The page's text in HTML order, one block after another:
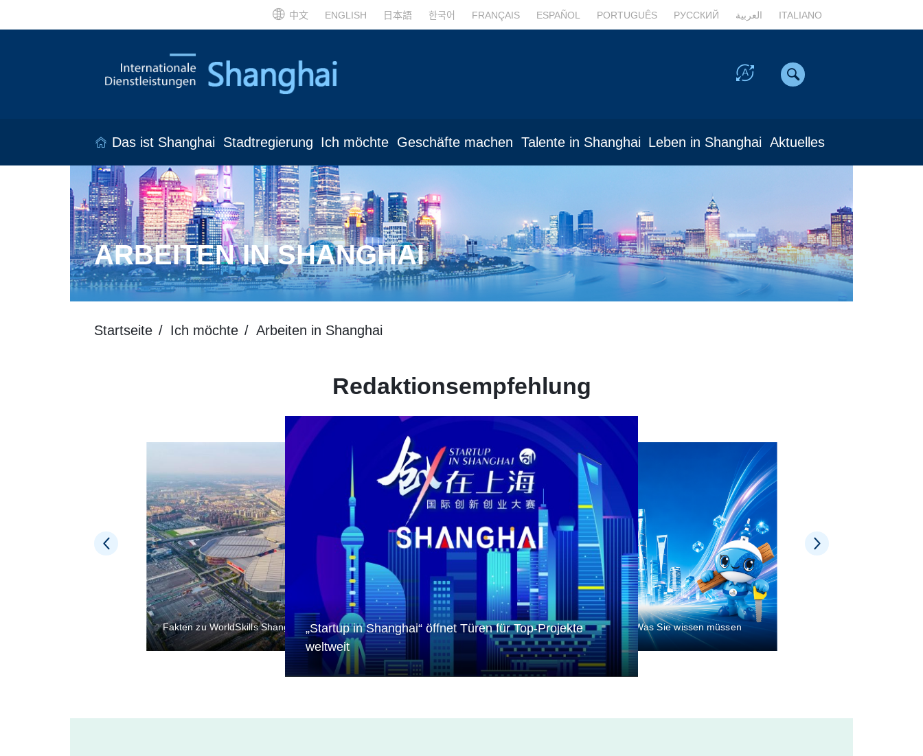
中文 ENGLISH 日本語 한국어 FRANÇAIS ESPAÑOL PORTUGUÊS РУССКИЙ العربية ITALIANO
Das ist Shanghai Stadtregierung Ich möchte Geschäfte machen Talente in Shanghai Leben in Shanghai Aktuelles
ARBEITEN IN SHANGHAI
Startseite Ich möchte Arbeiten in Shanghai
Redaktionsempfehlung
Fakten zu WorldSkills Shanghai 2026„Startup in Shanghai“ öffnet Türen für Top-Projekte
weltweit
WorldSkills Shanghai 2026: Was Sie wissen müssen